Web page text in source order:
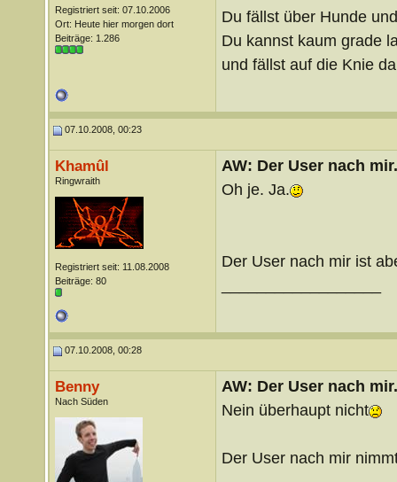
Registriert seit: 07.10.2006
Ort: Heute hier morgen dort
Beiträge: 1.286
Du fällst über Hunde
Du kannst kaum grade
und fällst auf die Knie
07.10.2008, 00:23
Khamûl
Ringwraith
Registriert seit: 11.08.2008
Beiträge: 80
AW: Der User nach
Oh je. Ja.
Der User nach mir ist
07.10.2008, 00:28
Benny
Nach Süden
AW: Der User nach
Nein überhaupt nicht
Der User nach mir